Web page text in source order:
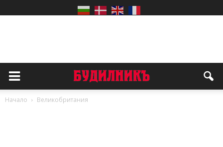
Начало Великобритания